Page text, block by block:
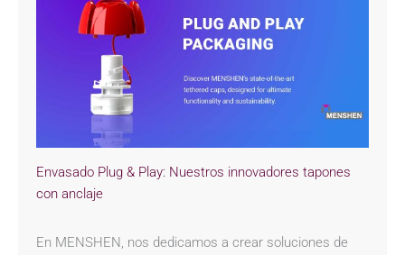
Envasado Plug & Play: Nuestros innovadores tapones
con anclaje
En MENSHEN, nos dedicamos a crear soluciones de